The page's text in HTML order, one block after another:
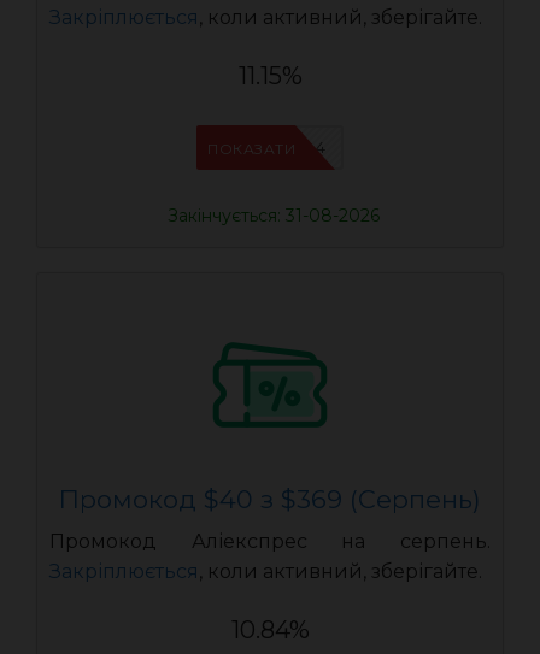
Закріплюється, коли активний, зберігайте.
11.15%
IFPDMDL4
ПОКАЗАТИ
Закінчується: 31-08-2026
Промокод $40 з $369 (Серпень)
Промокод Аліекспрес на серпень.
Закріплюється, коли активний, зберігайте.
10.84%